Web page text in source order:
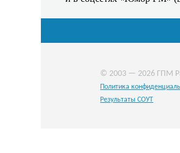
© 2003 — 2026 ГПМ
Политика
Результаты СОУТ